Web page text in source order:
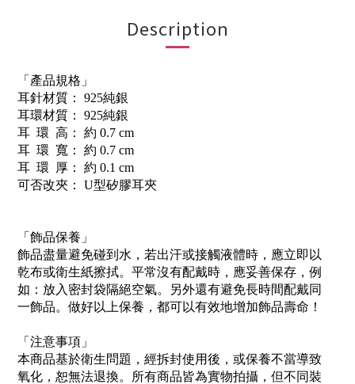
Description
「產品規格」
耳針材質： 925純銀
耳環材質： 925純銀
耳 環 高： 約 0.7 cm
耳 環 寬： 約 0.7 cm
耳 環 厚： 約 0.1 cm
可否改夾： U型矽膠耳夾
「飾品保養」
飾品盡量避免碰到水，若出汗或接觸液體時，應立即以
乾布或衛生紙擦拭。平常沒有配戴時，應妥善保存，例
如：放入密封袋隔絕空氣。另外還有避免長時間配戴同
一飾品。做好以上保養，都可以有效地增加飾品壽命！
「注意事項」
本商品基於衛生問題，經拆封使用後，或保養不當導致
氧化，恕無法退換。所有商品皆為實物拍攝，但不同裝